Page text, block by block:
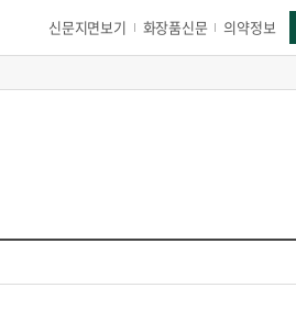
신문지면보기 화장품신문 의약정보